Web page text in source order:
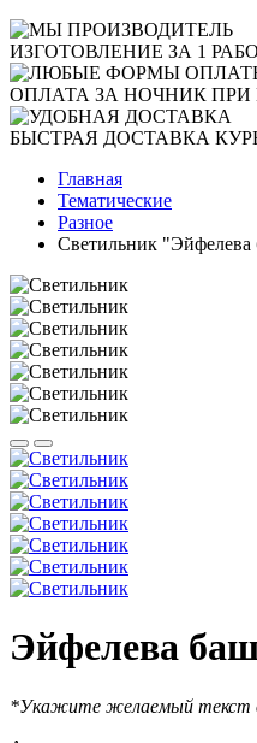
ИЗГОТОВЛЕНИЕ ЗА 1
ОПЛАТА ЗА НОЧНИК ПРИ
БЫСТРАЯ ДОСТАВКА
Главная
Тематические
Разное
Светильник "Эйфелева
Эйфелева
*Укажите желаемый текст в